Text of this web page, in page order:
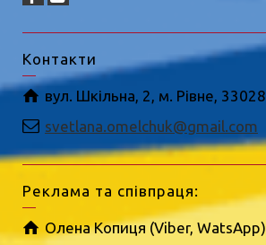
Контакти
вул. Шкільна, 2, м. Рівне, 33028
svetlana.omelchuk@gmail.com
Реклама та співпраця:
Олена Копиця (Viber, WatsApp)